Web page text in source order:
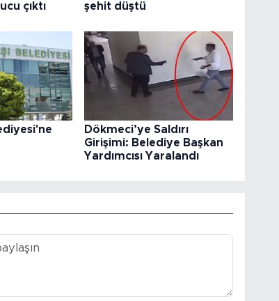
çıktı
şehit düştü
Dökmeci’ye Saldırı
Girişimi: Belediye Başkan
Yardımcısı Yaralandı